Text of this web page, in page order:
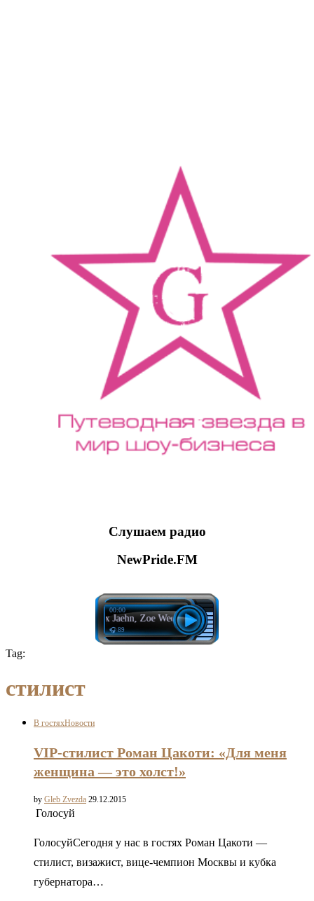
Слушаем радио
NewPride.FM
Felix Jaehn, Zoe Wees - Do It Better
00:00
🎧 89
Tag:
стилист
В гостяхНовости
VIP-стилист Роман Цакоти: «Для меня
женщина — это холст!»
by Gleb Zvezda 29.12.2015
Голосуй
ГолосуйСегодня у нас в гостях Роман Цакоти —
стилист, визажист, вице-чемпион Москвы и кубка
губернатора…